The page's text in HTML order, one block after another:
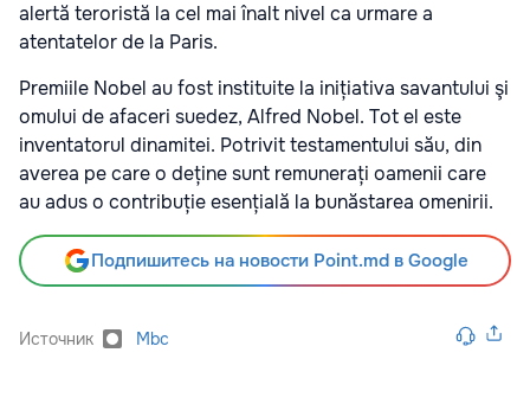
alertă teroristă la cel mai înalt nivel ca urmare a
atentatelor de la Paris.
Premiile Nobel au fost instituite la inițiativa savantului şi
omului de afaceri suedez, Alfred Nobel. Tot el este
inventatorul dinamitei. Potrivit testamentului său, din
averea pe care o deține sunt remunerați oamenii care
au adus o contribuție esențială la bunăstarea omenirii.
Подпишитесь на новости Point.md в Google
Источник Mbc